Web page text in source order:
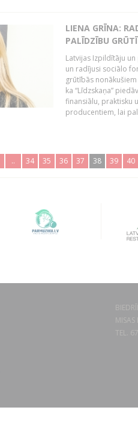
LIENA GRĪNA:
PALĪDZĪBU
Latvijas Izpildītāju
un radījusi sociālo
grūtībās
ka “Līdzskaņa”
finansiālu, praktisku
producentiem, lai
.. 34 35 36 37 38 39 40
TEL.